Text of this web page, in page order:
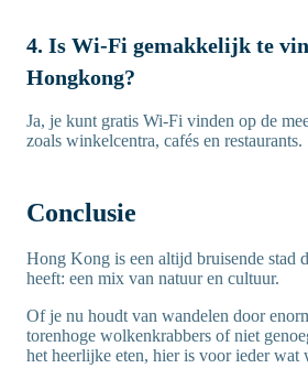
4. Is Wi-Fi gemakkelijk te
Hongkong?
Ja, je kunt gratis Wi-Fi vinden op de
zoals winkelcentra, cafés en restaurants.
Conclusie
Hong Kong is een altijd bruisende stad
heeft: een mix van natuur en cultuur.
Of je nu houdt van wandelen door
torenhoge wolkenkrabbers of niet
het heerlijke eten, hier is voor ieder wat